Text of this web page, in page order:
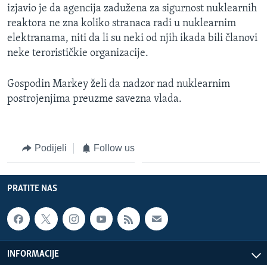
MAGAZIN
O GLASU AMERIKE
PRATITE NAS
Jezici
izjavio je da agencija zadužena za sigurnost nuklearnih
reaktora ne zna koliko stranaca radi u nuklearnim
elektranama, niti da li su neki od njih ikada bili članovi
neke terorističkie organizacije.
Gospodin Markey želi da nadzor nad nuklearnim
postrojenjima preuzme savezna vlada.
Podijeli Follow us
PRATITE NAS
INFORMACIJE